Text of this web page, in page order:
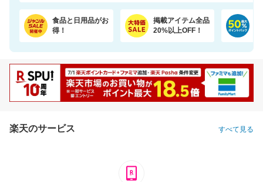
食品と日用品がお
得！
掲載アイテム全品
20%以上OFF！
楽天のサービス すべて見る